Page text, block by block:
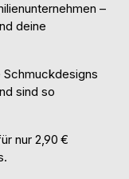
–
deine
Schmuckdesigns
sind so
nur 2,90 €